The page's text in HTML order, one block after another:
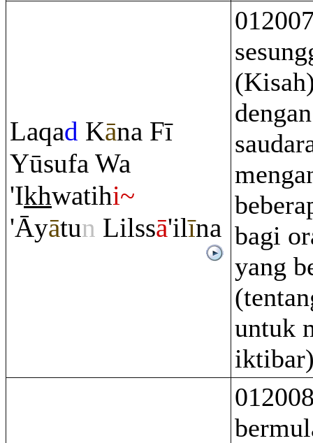
Laqad Kāna Fī
Yūsufa Wa
'Ikhwatihi~
'Āyātun Lilssā'ilīna bagi
yang
untuk